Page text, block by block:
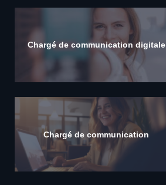
Chargé de communication digitale
Chargé de communication